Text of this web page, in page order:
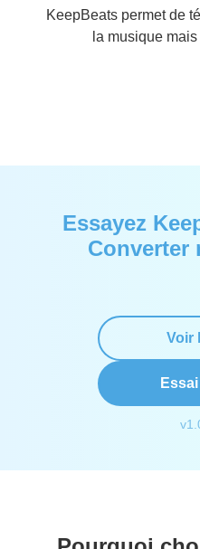
KeepBeats permet de
la musique
Essayez
Converter
Voir